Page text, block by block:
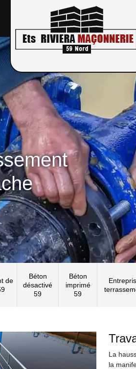
de
Béton
désactivé
59
Béton
imprimé
59
La
la